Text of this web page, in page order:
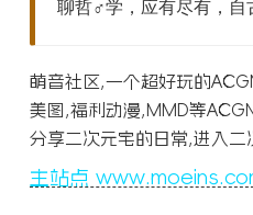
聊哲♂学，应有尽有，自
萌音社区,一个超好玩的
美图,福利动漫,MMD等
分享二次元宅的日常,进入二
主站点